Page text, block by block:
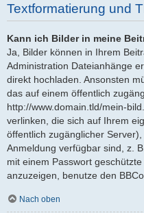
Textformatierung und
Kann ich Bilder in meine
Ja, Bilder können in Ihrem
Administration Dateianhänge
direkt hochladen. Ansonsten
das auf einem öffentlich
http://www.domain.tld/mein-
verlinken, die sich auf Ihrem
öffentlich zugänglicher
Anmeldung verfügbar sind, z.
mit einem Passwort
anzuzeigen, benutze den
Nach oben